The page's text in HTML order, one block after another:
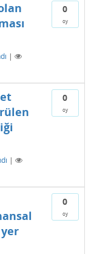
0
oy
|
0
oy
|
0
oy